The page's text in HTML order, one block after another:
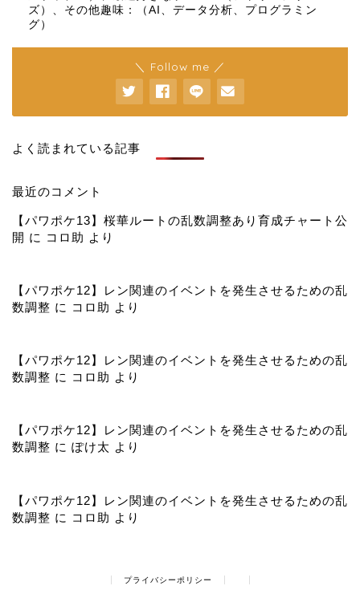
ズ）、その他趣味：（AI、データ分析、プログラミン
グ）
＼ Follow me ／
よく読まれている記事
最近のコメント
【パワポケ13】桜華ルートの乱数調整あり育成チャート公
開 に コロ助 より
【パワポケ12】レン関連のイベントを発生させるための乱
数調整 に コロ助 より
【パワポケ12】レン関連のイベントを発生させるための乱
数調整 に コロ助 より
【パワポケ12】レン関連のイベントを発生させるための乱
数調整 に ぽけ太 より
【パワポケ12】レン関連のイベントを発生させるための乱
数調整 に コロ助 より
プライバシーポリシー